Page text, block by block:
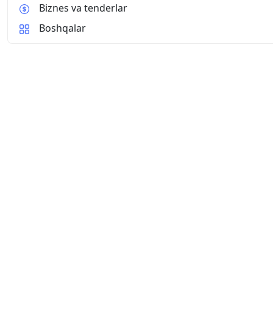
Biznes va tenderlar
Boshqalar